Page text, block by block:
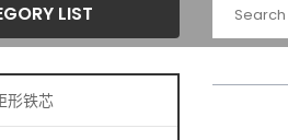
LIST
形铁芯